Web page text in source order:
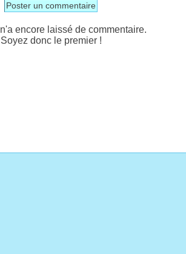
Poster un commentaire
encore laissé de commentaire.
Soyez donc le premier !